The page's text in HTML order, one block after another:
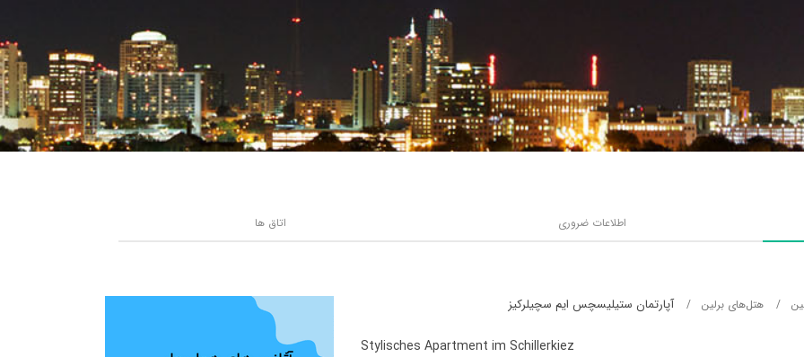
اطلاعات ضروری اتاق ها
هتل‌های برلین آپارتمان ستیلیسچس ایم سچیلرکیز
Stylisches Apartment im Schillerkiez